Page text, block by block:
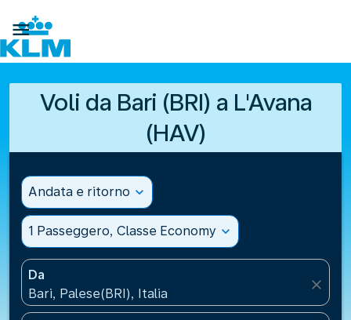

Voli da Bari (BRI) a L'Avana
(HAV)
Andata e ritorno expand_more
1 Passeggero, Classe Economy expand_more
Da
Bari, Palese(BRI), Italia
close